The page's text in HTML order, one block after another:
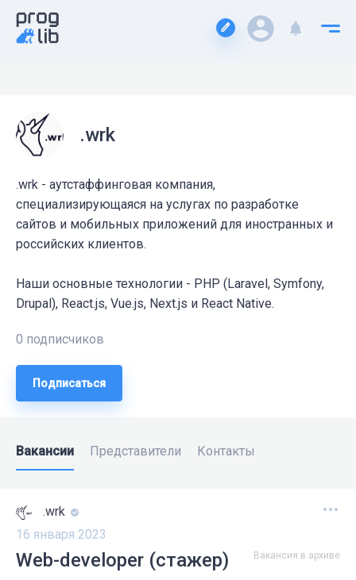
.wrk
.wrk - аутстаффинговая компания,
специализирующаяся на услугах по разработке
сайтов и мобильных приложений для иностранных и
российских клиентов.
Наши основные технологии - PHP (Laravel, Symfony,
Drupal), React.js, Vue.js, Next.js и React Native.
0 подписчиков
Подписаться
Вакансии Представители Контакты
.wrk
16 января 2023
Web-developer (стажер) Вакансия в архиве